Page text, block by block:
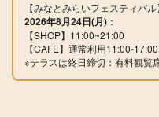
【みなとみらいフェスティバル
2026年8月24日(月) ：
【SHOP】11:00~21:00
【CAFE】通常利用11:00-
※テラスは終日締切：有料観覧